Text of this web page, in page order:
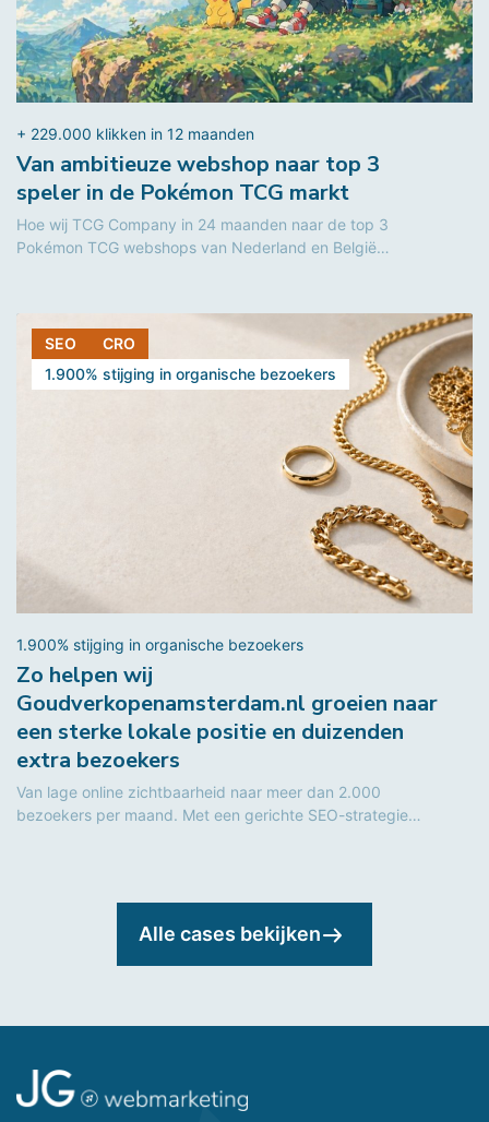
+ 229.000 klikken in 12 maanden
Van ambitieuze webshop naar top 3
speler in de Pokémon TCG markt
Hoe wij TCG Company in 24 maanden naar de top 3
Pokémon TCG webshops van Nederland en België
SEO
CRO
1.900% stijging in organische bezoekers
1.900% stijging in organische bezoekers
Zo helpen wij
Goudverkopenamsterdam.nl groeien naar
een sterke lokale positie en duizenden
extra bezoekers
Van lage online zichtbaarheid naar meer dan 2.000
bezoekers per maand. Met een gerichte SEO-strategie
Alle cases bekijken